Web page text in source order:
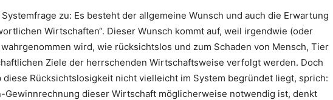
zu: Es besteht der allgemeine Wunsch und auch die Erwartung
Wirtschaften“. Dieser Wunsch kommt auf, weil irgendwie (oder
wird, wie rücksichtslos und zum Schaden von Mensch, Tier
Ziele der herrschenden Wirtschaftsweise verfolgt werden. Doch
diese Rücksichtslosigkeit nicht vielleicht im System begründet liegt, sprich:
Gewinnrechnung dieser Wirtschaft möglicherweise notwendig ist, denkt